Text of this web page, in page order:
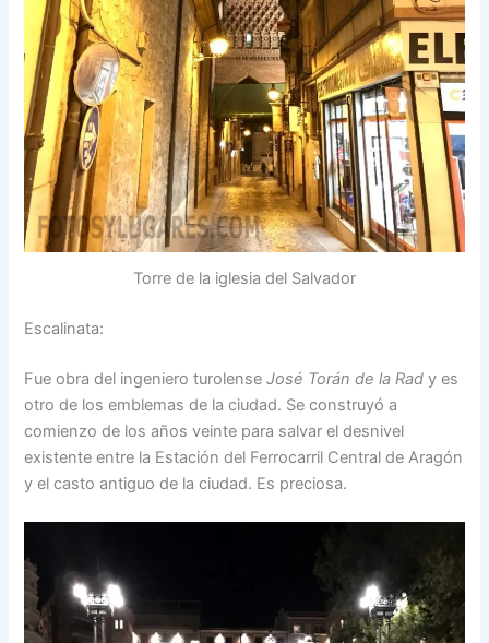
Torre de la iglesia del Salvador
Escalinata:
Fue obra del ingeniero turolenseJosé Torán de la Rad y es
otro de los emblemas de la ciudad. Se construyó a
comienzo de los años veinte para salvar el desnivel
existente entre la Estación del Ferrocarril Central de Aragón
y el casto antiguo de la ciudad. Es preciosa.